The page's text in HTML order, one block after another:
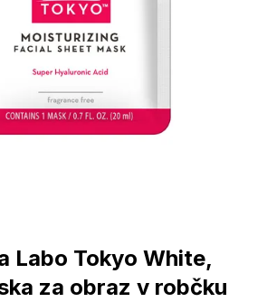
Labo Tokyo White,
za obraz v robčku